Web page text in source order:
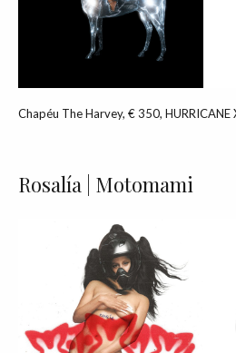
Chapéu The Harvey, € 350, HURRICANE
Rosalía | Motomami